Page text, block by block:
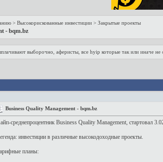
> Высокорискованные инвестиции > Закрытые проекты
- bqm.bz
выборочно, аферисты, все hyip которые так или иначе не
Business Quality Management - bqm.bz
среднепроцентник Business Quality Management, стартовал
инвестиции в различные высокодоходные проекты.
планы: